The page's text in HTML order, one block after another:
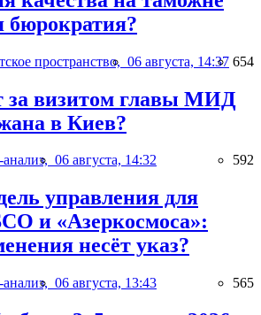
бюрократия?
пространство, 06 августа, 14:37 654
за визитом главы МИД
в Киев?
06 августа, 14:32 592
управления для
и «Азеркосмоса»:
несёт указ?
06 августа, 13:43 565